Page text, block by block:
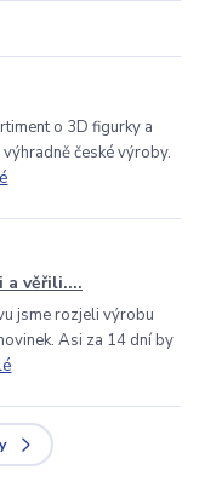
o 3D figurky a
české výroby.
a věřili....
jsme rozjeli výrobu
Asi za 14 dní by